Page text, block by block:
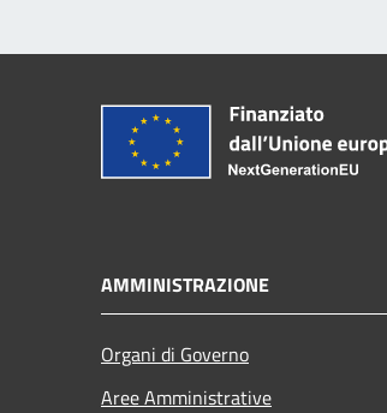
AMMINISTRAZIONE
Organi di Governo
Aree Amministrative